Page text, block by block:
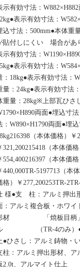
示有効寸法：
表示有効寸法：
込寸法：500mm●本体重
貼付しにくい 場合があ
示有効寸法：
表示有効寸法：
：18kg●表示有効寸法：
量：24kg●表示有効寸法
重量：28kg※上部瓦ひさ
両面●埋込寸
：W890×H1790両面●埋
（本体価格）￥
321,200215418（本体価
554,400216397（本体価
440,000TR-5197713（本
格）￥277,200253TR-
様●支 柱：アルミ押出
：アルミ複合板・ホ
材 「焼板目柄」シ
（TR-4のみ）●フレ
●ひさし：アルミ鋳物・
柱：アルミ押出形材
2.0t、アルマイト仕